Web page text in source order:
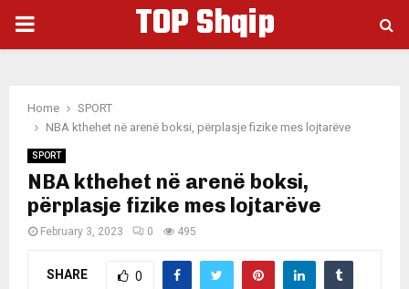
PRIMARY
TOP Shqip
Home
SPORT
NBA kthehet në arenë boksi, përplasje fizike mes lojtarëve
SPORT
NBA kthehet në arenë boksi,
përplasje fizike mes lojtarëve
February 3, 2023 0 495
SHARE 0